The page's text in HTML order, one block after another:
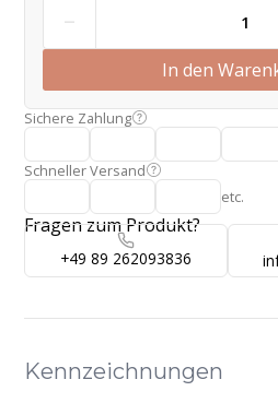
-
In den
Sichere Zahlung
Schneller Versand
etc.
Fragen zum Produkt?
+49 89 262093836
Kennzeichnungen